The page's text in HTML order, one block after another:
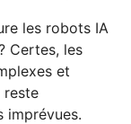
les robots IA
Certes, les
et
reste
imprévues.